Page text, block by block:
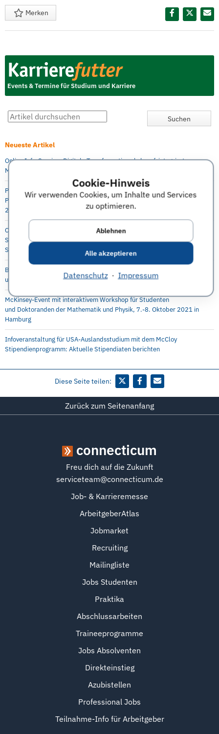
Cookie-Hinweis
Wir verwenden Cookies, um Inhalte und Services
zu optimieren.
Ablehnen
Alle akzeptieren
Datenschutz· Impressum
Merken
Events & Termine für Studium und Karriere
Neueste Artikel
Online Info-Session: Digitale Transformation als berufsintegrierter
Masterstudiengang an der Berlin Professional School (HWR Berlin)
P&G Future Female Leaders Event für Studentinnen und Absolventinnen –
Praktika, Abschlussarbeit und Direkteinstieg möglich, 5.-6. Oktober
2021, online
Capgemini Invent: Virtueller Karriere Workshop in Digital Engineering für
Studenten, Absolventen, Doktoranden, Young Professionals 29.
September 2021
Bayer Virtual Workshop Engineering and Technology für Masterstudenten
und Doktoranden, 28. Oktober, 4.+11. November 2021
McKinsey-Event mit interaktivem Workshop für Studenten
und Doktoranden der Mathematik und Physik, 7.-8. Oktober 2021 in
Hamburg
Infoveranstaltung für USA-Auslandsstudium mit dem McCloy
Stipendienprogramm: Aktuelle Stipendiaten berichten
Diese Seite teilen:
Zurück zum Seitenanfang
connecticum
Freu dich auf die Zukunft
serviceteam@connecticum.de
Job- & Karrieremesse
ArbeitgeberAtlas
Jobmarket
Recruiting
Mailingliste
Jobs Studenten
Praktika
Abschlussarbeiten
Traineeprogramme
Jobs Absolventen
Direkteinstieg
Azubistellen
Professional Jobs
Teilnahme-Info für Arbeitgeber